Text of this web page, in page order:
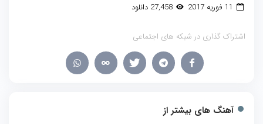
27,458 دانلود
اشتراک گذاری در شبکه های اجتماعی
آهنگ های بیشتر از